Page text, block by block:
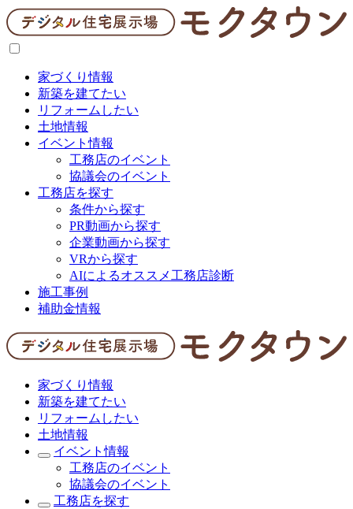
家づくり情報
新築を建てたい
リフォームしたい
土地情報
イベント情報
工務店のイベント
協議会のイベント
工務店を探す
条件から探す
PR動画から探す
企業動画から探す
VRから探す
AIによるオススメ工務店診断
施工事例
補助金情報
家づくり情報
新築を建てたい
リフォームしたい
土地情報
イベント情報
工務店のイベント
協議会のイベント
工務店を探す